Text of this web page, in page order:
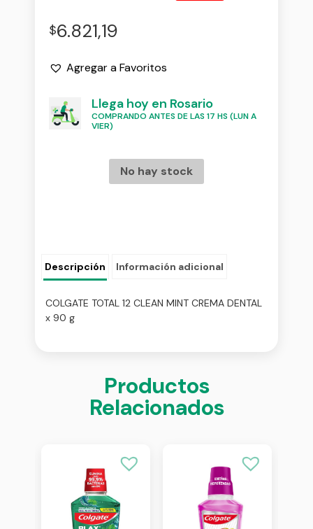
$6.821,19
Agregar a Favoritos
Llega hoy en Rosario
COMPRANDO ANTES DE LAS 17 HS (LUN A
VIER)
No hay stock
Descripción Información adicional
COLGATE TOTAL 12 CLEAN MINT CREMA DENTAL
x 90 g
Productos
Relacionados